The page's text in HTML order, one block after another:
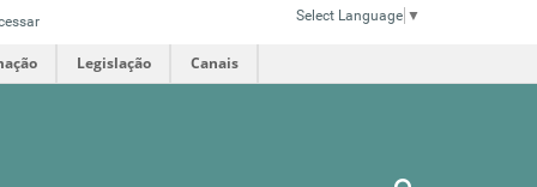
Select Language ▼
Legislação Canais